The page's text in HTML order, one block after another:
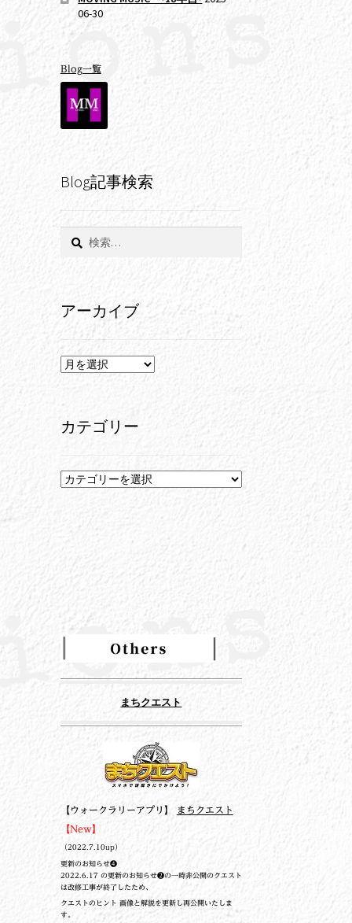
06-30
Blog一覧
Blog記事検索
アーカイブ
ア
ブ
カテゴリー
カ
ー
まちクエスト
【ウォークラリーアプリ】 まちクエスト
【New】
（2022.7.10up）
更新のお知らせ❹
2022.6.17 の更新のお知らせ❷の一時非公開のクエスト
は改修工事が終了したため、
クエストのヒント 画像と解説を更新し再公開いたしま
す。